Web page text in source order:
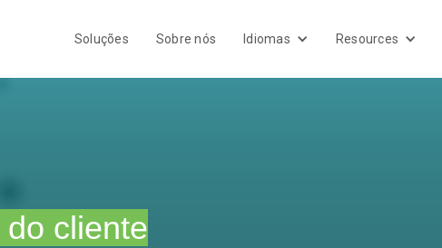
Soluções Sobre nós Idiomas Resources
cliente